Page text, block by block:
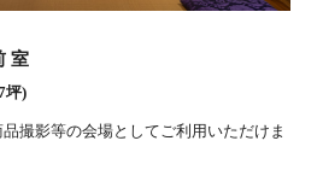
室
坪)
撮影等の会場としてご利用いただけま